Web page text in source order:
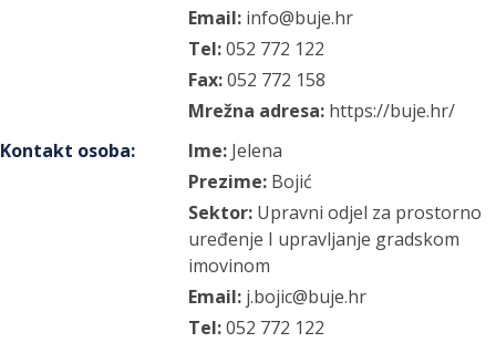
Email: info@buje.hr
Tel:052 772 122
Fax:052 772 158
Mrežna adresa: https://buje.hr/
Kontakt osoba: Ime: Jelena
Prezime: Bojić
Sektor: Upravni odjel za prostorno
uređenje I upravljanje gradskom
imovinom
Email: j.bojic@buje.hr
Tel:052 772 122